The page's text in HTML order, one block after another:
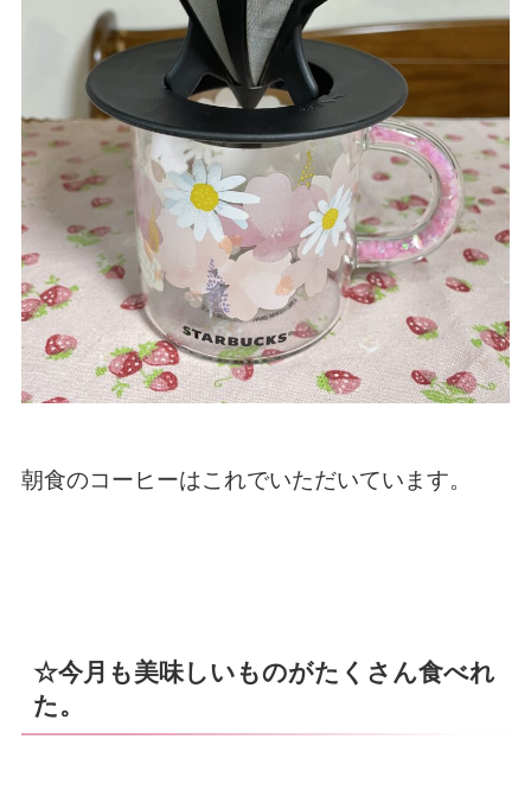
朝食のコーヒーはこれでいただいています。
☆今月も美味しいものがたくさん食べれ
た。